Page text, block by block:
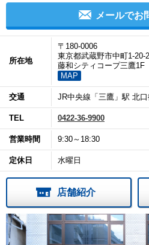
メールでお
所在地
〒180-0006
東京都武蔵野市中町1-20-2
藤和シティコープ三鷹1F
MAP
交通 JR中央線「三鷹」駅 北
TEL 0422-36-9900
営業時間 9:30～18:30
定休日 水曜日
店舗紹介